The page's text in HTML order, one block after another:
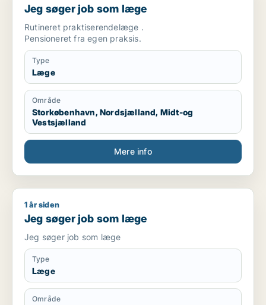
Jeg søger job som læge
Rutineret praktiserendelæge .
Pensioneret fra egen praksis.
Type
Læge
Område
Storkøbenhavn, Nordsjælland, Midt-og
Vestsjælland
Mere info
Jeg søger job som læge
1 år siden
Jeg søger job som læge
Jeg søger job som læge
Type
Læge
Område